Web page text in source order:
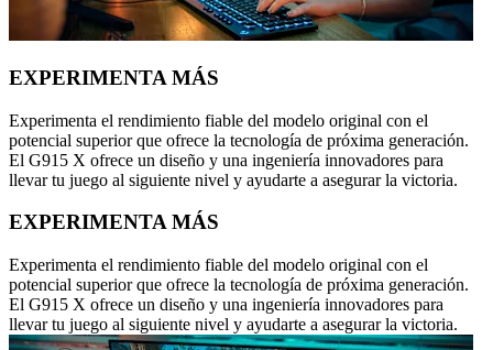
EXPERIMENTA MÁS
Experimenta el rendimiento fiable del modelo original con el
potencial superior que ofrece la tecnología de próxima generación.
El G915 X ofrece un diseño y una ingeniería innovadores para
llevar tu juego al siguiente nivel y ayudarte a asegurar la victoria.
EXPERIMENTA MÁS
Experimenta el rendimiento fiable del modelo original con el
potencial superior que ofrece la tecnología de próxima generación.
El G915 X ofrece un diseño y una ingeniería innovadores para
llevar tu juego al siguiente nivel y ayudarte a asegurar la victoria.